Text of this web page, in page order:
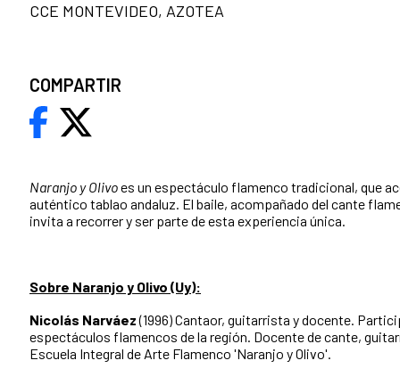
Naranjo y Olivoes un espectáculo flamenco tradicional, que
auténtico tablao andaluz. El baile, acompañado del cante
invita a recorrer y ser parte de esta experiencia única.
Sobre Naranjo y Olivo (Uy):
Nicolás Narváez(1996) Cantaor, guitarrista y docente.
espectáculos flamencos de la región. Docente de cante,
Escuela Integral de Arte Flamenco 'Naranjo y Olivo'.
CCE MONTEVIDEO, AZOTEA
COMPARTIR